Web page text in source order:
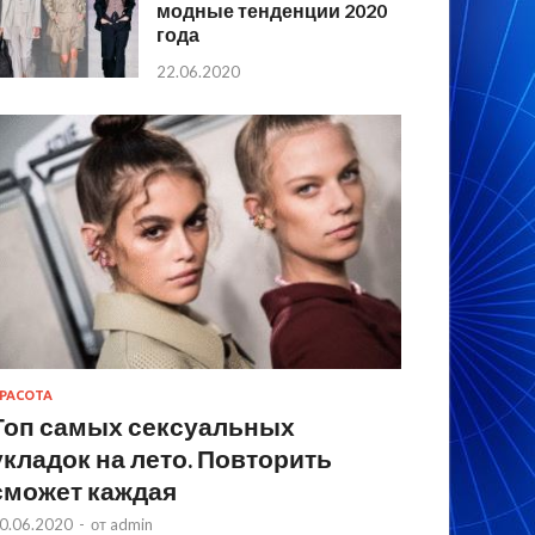
модные тенденции 2020
года
22.06.2020
самых сексуальных
на лето. Повторить
каждая
- от admin